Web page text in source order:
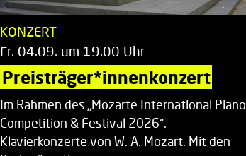
KONZERT
Fr. 04.09. um 19.00 Uhr
Preisträger*innenkonzert
Im Rahmen des „Mozarte International Piano
Competition & Festival 2026“.
Klavierkonzerte von W. A. Mozart. Mit den